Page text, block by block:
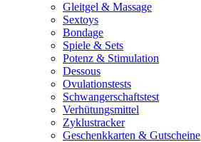
Gleitgel & Massage
Sextoys
Bondage
Spiele & Sets
Potenz & Stimulation
Dessous
Ovulationstests
Schwangerschaftstest
Verhütungsmittel
Zyklustracker
Geschenkkarten & Gutscheine